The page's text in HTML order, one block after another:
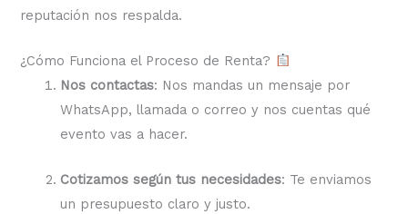
reputación nos respalda.
¿Cómo Funciona el Proceso de Renta?
Nos contactas: Nos mandas un mensaje por
WhatsApp, llamada o correo y nos cuentas qué
evento vas a hacer.
Cotizamos según tus necesidades: Te enviamos
un presupuesto claro y justo.